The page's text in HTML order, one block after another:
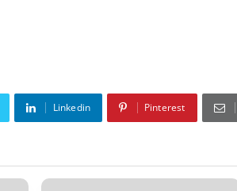
Linkedin Pinterest